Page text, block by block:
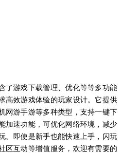
了游戏下载管理、优化等等多功能
高效游戏体验的玩家设计。它提供
网游手游等多种类型，支持一键下
加速功能，可优化网络环境，减少
。即使是新手也能快速上手，闪玩
区互动等增值服务，欢迎有需要的